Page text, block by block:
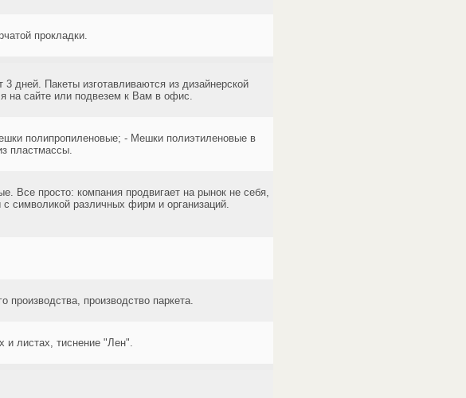
прокладки.
дней. Пакеты изготавливаются из дизайнерской
на сайте или подвезем к Вам в офис.
полипропиленовые; - Мешки полиэтиленовые в
пластмассы.
Все просто: компания продвигает на рынок не себя,
символикой различных фирм и организаций.
производства, производство паркета.
и листах, тиснение "Лен".